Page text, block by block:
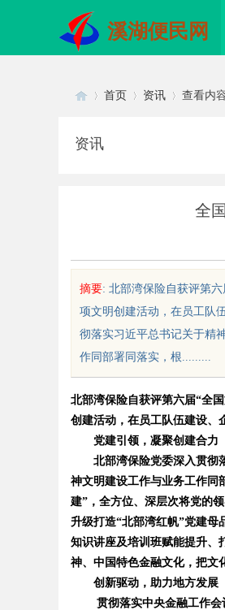
溪湖便民网
sc
uz
首页 资讯 查看内
资讯
全
摘要: 北部湾保险自获评第
项文明创建活动，在员工队
彻落实习近平总书记关于精
作同部署同落实，根.........
北部湾保险自获评第六届“全
创建活动，在员工队伍建设、
党建引领，凝聚创建合力
北部湾保险党委深入贯彻落
神文明建设工作与业务工作同
建”，全方位、深层次将党的
升级打造“北部湾红帆”党建母
知识讲座及培训班赋能提升、
神、中国特色金融文化，把文
创新驱动，助力地方发展
贯彻落实中央金融工作会议
动，一眼万年！久匠量身定制
唇，才是你整张脸的点睛之
颜系女生的气质加分项